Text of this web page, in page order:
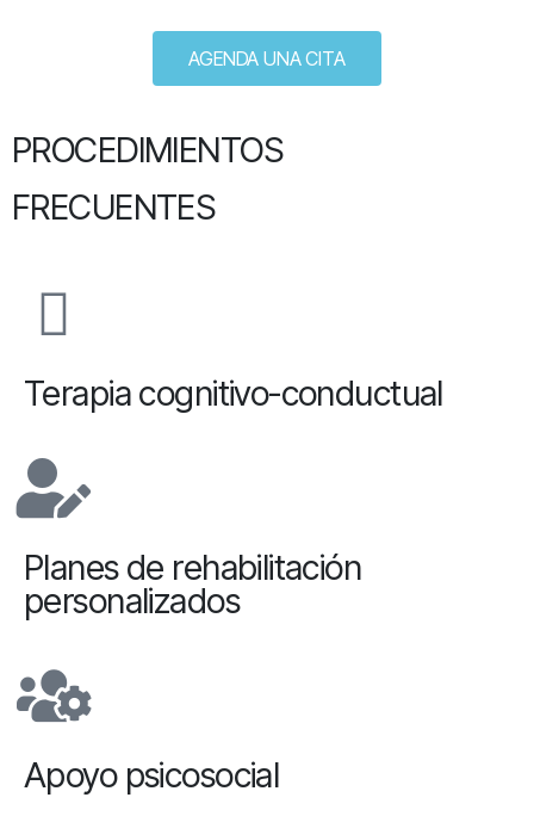
AGENDA UNA CITA
PROCEDIMIENTOS
FRECUENTES
Terapia cognitivo-conductual
Planes de rehabilitación
personalizados
Apoyo psicosocial